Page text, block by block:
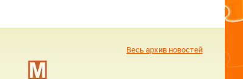
Весь архив новостей